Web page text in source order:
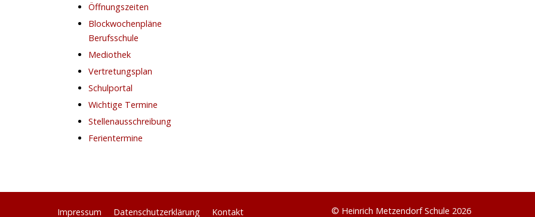
Öffnungszeiten
Blockwochenpläne
Berufsschule
Mediothek
Vertretungsplan
Schulportal
Wichtige Termine
Stellenausschreibung
Ferientermine
Impressum Datenschutzerklärung Kontakt © Heinrich Metzendorf Schule 2026